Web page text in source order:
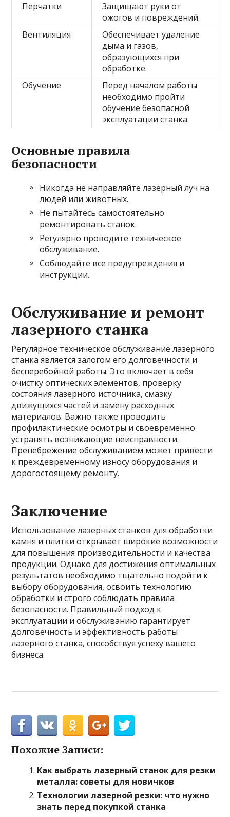
Перчатки
Защищают руки от
ожогов и повреждений.
Вентиляция
Обеспечивает удаление
дыма и газов,
образующихся при
обработке.
Обучение
Перед началом работы
необходимо пройти
обучение безопасной
эксплуатации станка.
Основные правила
безопасности
Никогда не направляйте лазерный луч на
людей или животных.
Не пытайтесь самостоятельно
ремонтировать станок.
Регулярно проводите техническое
обслуживание.
Соблюдайте все предупреждения и
инструкции.
Обслуживание и ремонт
лазерного станка
Регулярное техническое обслуживание лазерного
станка является залогом его долговечности и
бесперебойной работы. Это включает в себя
очистку оптических элементов, проверку
состояния лазерного источника, смазку
движущихся частей и замену расходных
материалов. Важно также проводить
профилактические осмотры и своевременно
устранять возникающие неисправности.
Пренебрежение обслуживанием может привести
к преждевременному износу оборудования и
дорогостоящему ремонту.
Заключение
Использование лазерных станков для обработки
камня и плитки открывает широкие возможности
для повышения производительности и качества
продукции. Однако для достижения оптимальных
результатов необходимо тщательно подойти к
выбору оборудования, освоить технологию
обработки и строго соблюдать правила
безопасности. Правильный подход к
эксплуатации и обслуживанию гарантирует
долговечность и эффективность работы
лазерного станка, способствуя успеху вашего
бизнеса.
Похожие Записи:
Как выбрать лазерный станок для резки
металла: советы для новичков
Технологии лазерной резки: что нужно
знать перед покупкой станка